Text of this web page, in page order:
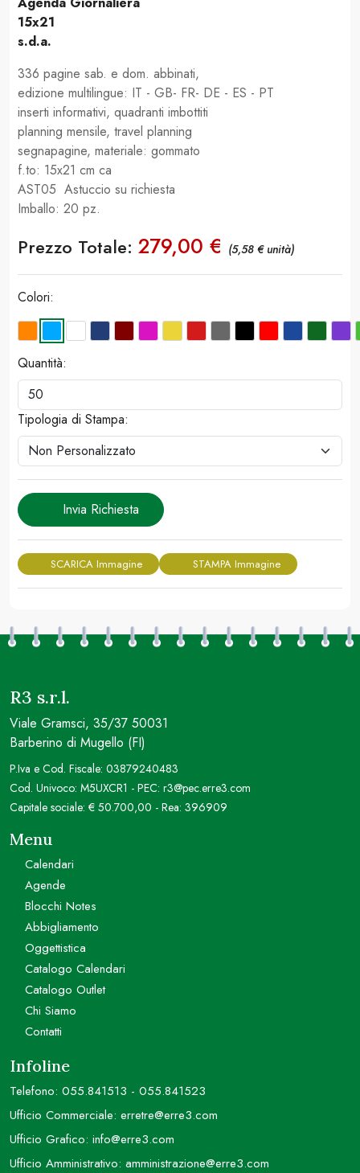
15x21
s.d.a.
336 pagine sab. e dom. abbinati,
edizione multilingue: IT - GB- FR- DE - ES - PT
inserti informativi, quadranti imbottiti
planning mensile, travel planning
segnapagine, materiale: gommato
f.to: 15x21 cm ca
AST05 Astuccio su richiesta
Imballo: 20 pz.
Prezzo Totale: 279,00 € (5,58 € unità)
Colori:
Quantità:
Tipologia di Stampa:
Invia Richiesta
SCARICA Immagine STAMPA Immagine
R3 s.r.l.
Viale Gramsci, 35/37 50031
Barberino di Mugello (FI)
P.Iva e Cod. Fiscale: 03879240483
Cod. Univoco: M5UXCR1 - PEC: r3@pec.erre3.com
Capitale sociale: € 50.700,00 - Rea: 396909
Menu
Calendari
Agende
Blocchi Notes
Abbigliamento
Oggettistica
Catalogo Calendari
Catalogo Outlet
Chi Siamo
Contatti
Infoline
Telefono: 055.841513 - 055.841523
Ufficio Commerciale: erretre@erre3.com
Ufficio Grafico: info@erre3.com
Ufficio Amministrativo: amministrazione@erre3.com